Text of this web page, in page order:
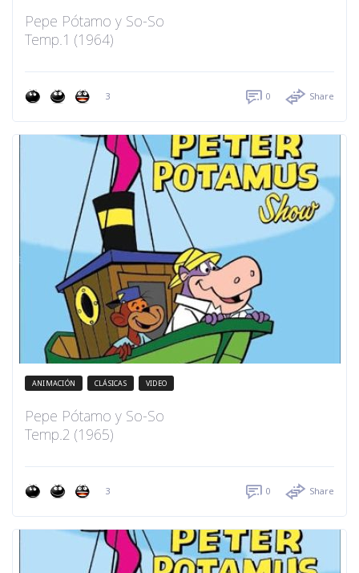
Pepe Pótamo y So-So
Temp.1 (1964)
3 0 Share
ANIMACIÓN CLÁSICAS VIDEO
Pepe Pótamo y So-So
Temp.2 (1965)
3 0 Share